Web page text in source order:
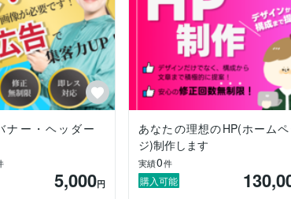
blogs/3820492/456475
ーー
好きなところ】
人の過去から現在までの物語や、事業を始めたきっか
がりすぎて顔が痛くなることもｗ(ココナラでは直接お話
小さな名刺の中にどう入れ込んでいくか…パズルのよう
「配るのが楽しみ！」という言葉を聞けることが何より
ナー・ヘッダー
5,000円
あなたの理想のHP(ホーム
ジ)制作します
実績0件
購入可能